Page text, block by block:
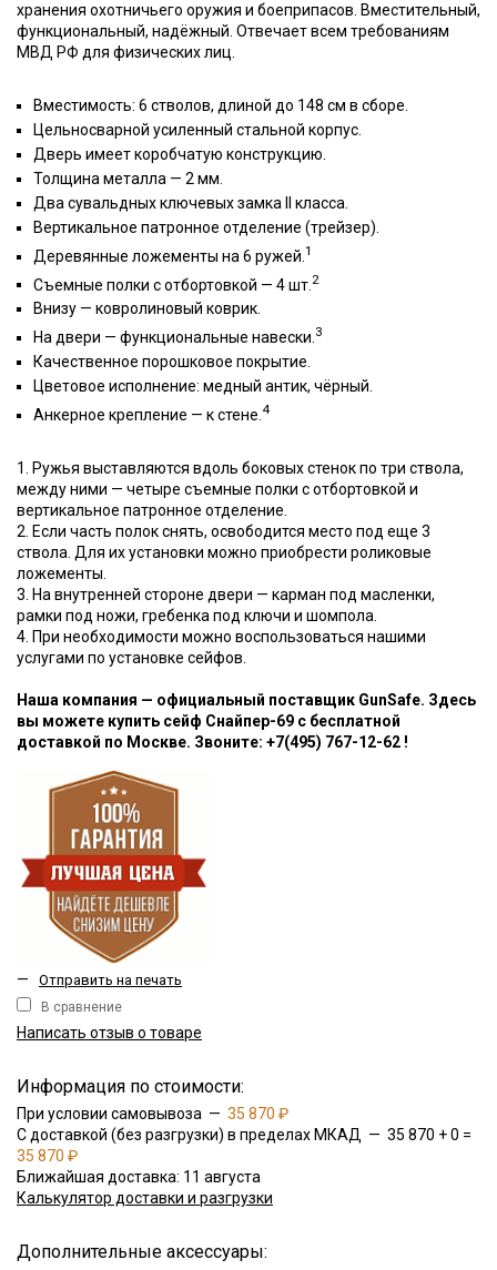
хранения охотничьего оружия и боеприпасов. Вместительный,
функциональный, надёжный. Отвечает всем требованиям
МВД РФ для физических лиц.
Вместимость: 6 стволов, длиной до 148 см в сборе.
Цельносварной усиленный стальной корпус.
Дверь имеет коробчатую конструкцию.
Толщина металла — 2 мм.
Два сувальдных ключевых замка II класса.
Вертикальное патронное отделение (трейзер).
Деревянные ложементы на 6 ружей. 1
Съемные полки с отбортовкой — 4 шт. 2
Внизу — ковролиновый коврик.
На двери — функциональные навески. 3
Качественное порошковое покрытие.
Цветовое исполнение: медный антик, чёрный.
Анкерное крепление — к стене. 4
1. Ружья выставляются вдоль боковых стенок по три ствола,
между ними — четыре съемные полки с отбортовкой и
вертикальное патронное отделение.
2. Если часть полок снять, освободится место под еще 3
ствола. Для их установки можно приобрести роликовые
ложементы.
3. На внутренней стороне двери — карман под масленки,
рамки под ножи, гребенка под ключи и шомпола.
4. При необходимости можно воспользоваться нашими
услугами по установке сейфов.
Наша компания — официальный поставщик GunSafe. Здесь
вы можете купить сейф Снайпер-69 с бесплатной
доставкой по Москве. Звоните: +7(495) 767-12-62 !
— Отправить на печать
В сравнение
Написать отзыв о товаре
Информация по стоимости:
При условии самовывоза — 35 870 ₽
С доставкой (без разгрузки) в пределах МКАД — 35 870 + 0 =
35 870 ₽
Ближайшая доставка: 11 августа
Калькулятор доставки и разгрузки
Дополнительные аксессуары: